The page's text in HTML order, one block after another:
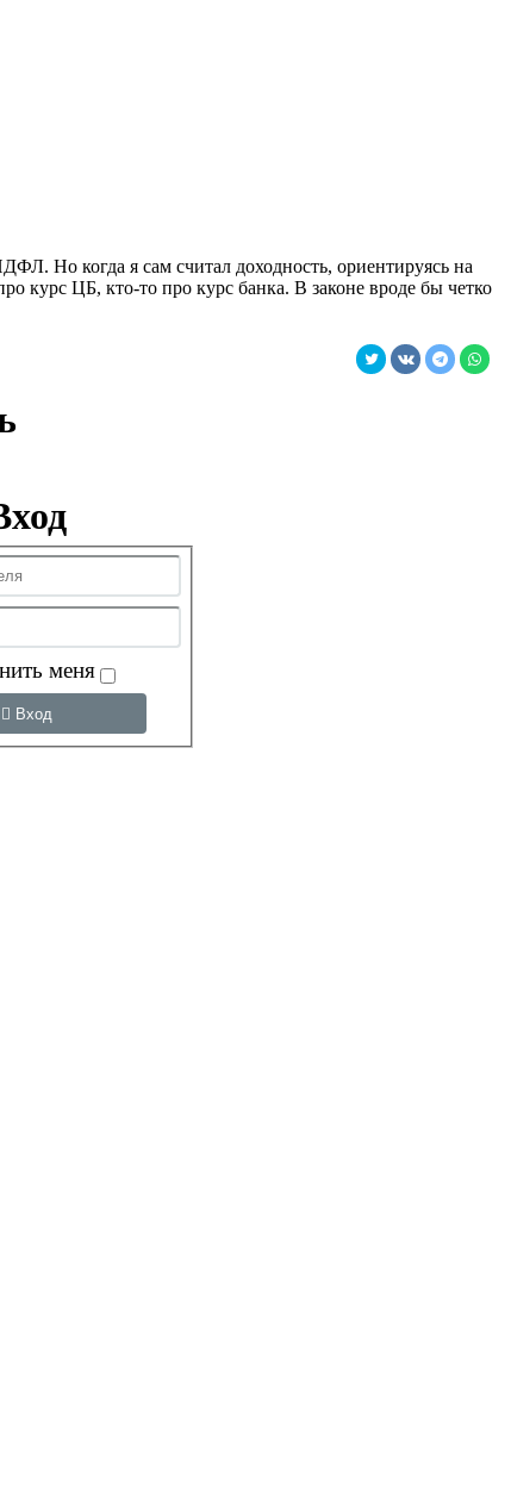
Но когда я сам считал доходность, ориентируясь на
курс ЦБ, кто-то про курс банка. В законе вроде бы четко
меня
Вход